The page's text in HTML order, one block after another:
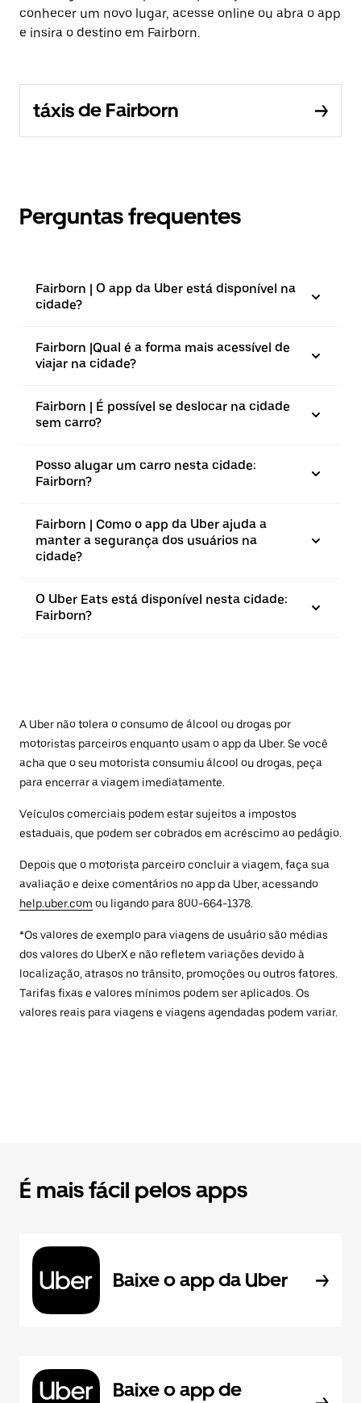
conhecer um novo lugar, acesse online ou abra o app
e insira o destino em Fairborn.
táxis de Fairborn
Perguntas frequentes
Fairborn | O app da Uber está disponível na
cidade?
Fairborn |⁠Qual é a forma mais acessível de
viajar na cidade?
Fairborn | É possível se deslocar na cidade
sem carro?
Posso alugar um carro nesta cidade:
Fairborn?
Fairborn | Como o app da Uber ajuda a
manter a segurança dos usuários na
cidade?
O Uber Eats está disponível nesta cidade:
Fairborn?
A Uber não tolera o consumo de álcool ou drogas por
motoristas parceiros enquanto usam o app da Uber. Se você
acha que o seu motorista consumiu álcool ou drogas, peça
para encerrar a viagem imediatamente.
Veículos comerciais podem estar sujeitos a impostos
estaduais, que podem ser cobrados em acréscimo ao pedágio.
Depois que o motorista parceiro concluir a viagem, faça sua
avaliação e deixe comentários no app da Uber, acessando
help.uber.com ou ligando para 800-664-1378.
*Os valores de exemplo para viagens de usuário são médias
dos valores do UberX e não refletem variações devido à
localização, atrasos no trânsito, promoções ou outros fatores.
Tarifas fixas e valores mínimos podem ser aplicados. Os
valores reais para viagens e viagens agendadas podem variar.
É mais fácil pelos apps
Baixe o app da Uber
Baixe o app de